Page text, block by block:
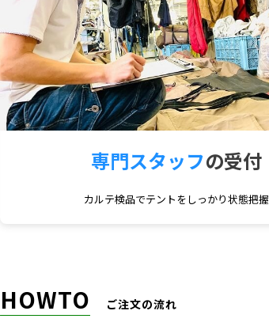
専門スタッフの受付
カルテ検品でテントをしっかり状態把握
HOWTO ご注文の流れ